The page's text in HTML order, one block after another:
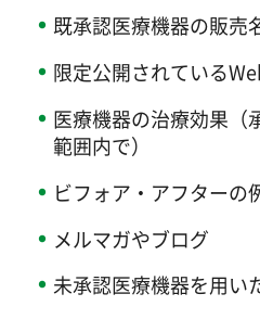
既承認医療機器の販売
限定公開されている
医療機器の治療効果（
範囲内で）
ビフォア・アフターの
メルマガやブログ
未承認医療機器を用い